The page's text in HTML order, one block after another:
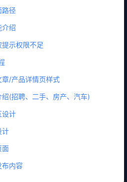
路径
绍
示权限不足
/产品详情页样式
(招聘、二手、房产、汽车)
设计
计
面
内容